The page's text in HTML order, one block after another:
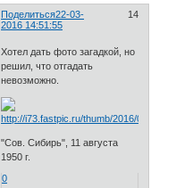
Поделиться 14
22-03-
2016 14:51:55
Хотел дать фото загадкой, но
решил, что отгадать
невозможно.
"Сов. Сибирь", 11 августа
1950 г.
0